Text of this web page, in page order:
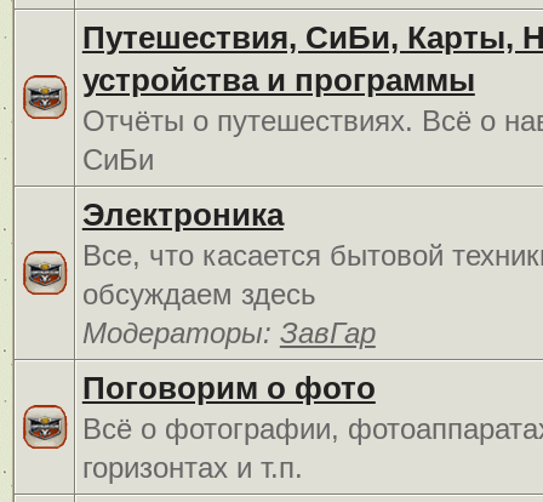
Путешествия, СиБи, Карты,
устройства и программы
Отчёты о путешествиях. Всё о
СиБи
Электроника
Все, что касается бытовой
обсуждаем здесь
Модераторы: ЗавГар
Поговорим о фото
Всё о фотографии,
горизонтах и т.п.